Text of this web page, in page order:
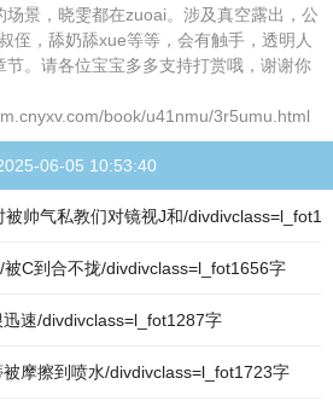
场景，晓雯都在zuoai。涉及真空露出，公
侄，舔奶舔xue等等，会有触手，透明人
。请各位宝宝多多支持打赏哦，谢谢你
book/u41nmu/3r5umu.html
06-05 10:53:40
帅气私教们对镜视J和/
C到合不拢/divdivclass=l_fot1656字
速/divdivclass=l_fot1287字
摩擦到喷水/divdivclass=l_fot1723字